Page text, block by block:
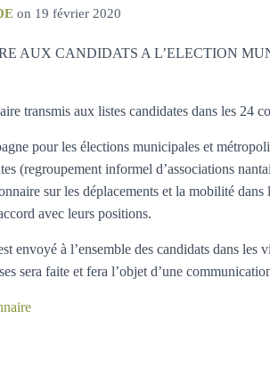
on 19 février 2020
AUX CANDIDATS A L’ELECTION
transmis aux listes candidates dans les 24
pour les élections municipales et
(regroupement informel d’associations
sur les déplacements et la mobilité
avec leurs positions.
envoyé à l’ensemble des candidats dans
sera faite et fera l’objet d’une